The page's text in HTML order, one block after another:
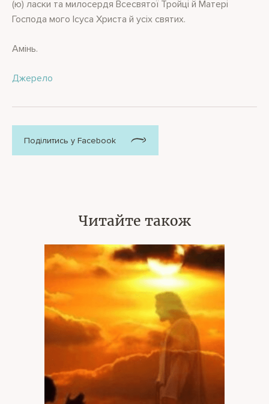
(ю) ласки та милосердя Всесвятої Тройці й Матері
Господа мого Ісуса Христа й усіх святих.
Амінь.
Джерело
Поділитись у Facebook
Читайте також